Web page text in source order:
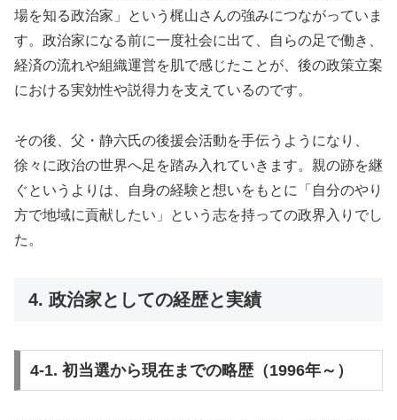
場を知る政治家」という梶山さんの強みにつながっていま
す。政治家になる前に一度社会に出て、自らの足で働き、
経済の流れや組織運営を肌で感じたことが、後の政策立案
における実効性や説得力を支えているのです。
その後、父・静六氏の後援会活動を手伝うようになり、
徐々に政治の世界へ足を踏み入れていきます。親の跡を継
ぐというよりは、自身の経験と想いをもとに「自分のやり
方で地域に貢献したい」という志を持っての政界入りでし
た。
4. 政治家としての経歴と実績
4-1. 初当選から現在までの略歴（1996年～）